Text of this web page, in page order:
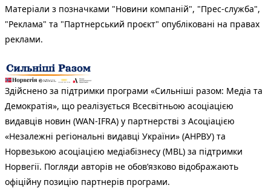
Матеріали з позначками "Новини компаній", "Прес-служба",
"Реклама" та "Партнерський проєкт" опубліковані на правах
реклами.
Здійснено за підтримки програми «Сильніші разом: Медіа та
Демократія», що реалізується Всесвітньою асоціацією
видавців новин (WAN-IFRA) у партнерстві з Асоціацією
«Незалежні регіональні видавці України» (АНРВУ) та
Норвезькою асоціацією медіабізнесу (MBL) за підтримки
Норвегії. Погляди авторів не обов’язково відображають
офіційну позицію партнерів програми.